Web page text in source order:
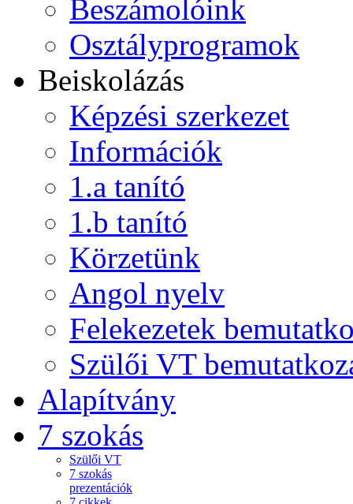
Beszámolóink
Osztályprogramok
Beiskolázás
Képzési szerkezet
Információk
1.a tanító
1.b tanító
Körzetünk
Angol nyelv
Felekezetek
Szülői VT
Alapítvány
7 szokás
Szülői VT
7 szokás
prezentációk